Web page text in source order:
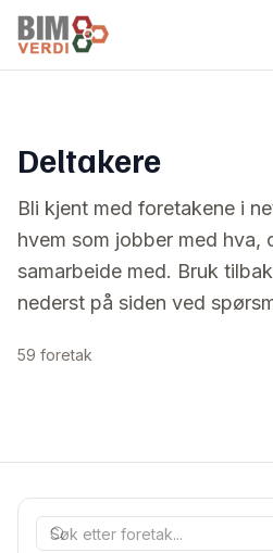
Deltakere
Bli kjent med foretakene i
hvem som jobber med hva,
samarbeide med. Bruk
nederst på siden ved
59 foretak